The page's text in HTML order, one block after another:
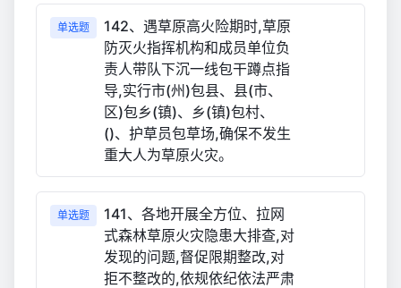
单选题
142、遇草原高火险期时,草原
防灭火指挥机构和成员单位负
责人带队下沉一线包干蹲点指
导,实行市(州)包县、县(市、
区)包乡(镇)、乡(镇)包村、
()、护草员包草场,确保不发生
重大人为草原火灾。
单选题
141、各地开展全方位、拉网
式森林草原火灾隐患大排查,对
发现的问题,督促限期整改,对
拒不整改的,依规依纪依法严肃